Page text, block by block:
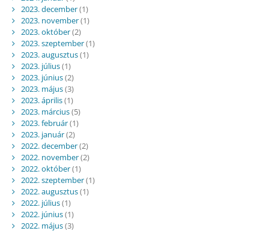
2023. december(1)
2023. november(1)
2023. október(2)
2023. szeptember(1)
2023. augusztus(1)
2023. július(1)
2023. június(2)
2023. május(3)
2023. április(1)
2023. március(5)
2023. február(1)
2023. január(2)
2022. december(2)
2022. november(2)
2022. október(1)
2022. szeptember(1)
2022. augusztus(1)
2022. július(1)
2022. június(1)
2022. május(3)